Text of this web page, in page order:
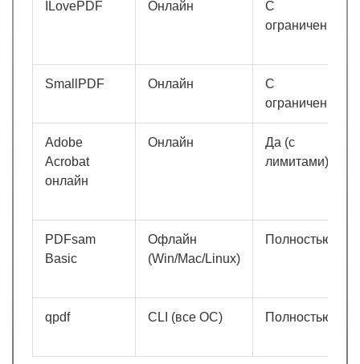
ILovePDF Онлайн
С
ограничениями
SmallPDF Онлайн
С
ограничениями
Adobe
Acrobat
онлайн
Онлайн
Да (с
лимитами)
PDFsam
Basic
Офлайн
(Win/Mac/Linux)
Полностью
qpdf CLI (все ОС) Полностью